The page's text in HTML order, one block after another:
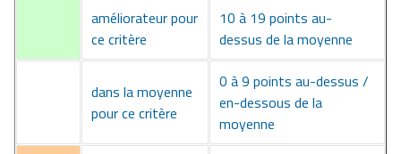
améliorateur pour
ce critère
10 à 19 points au-
dessus de la moyenne
dans la moyenne
pour ce critère
0 à 9 points au-dessus /
en-dessous de la
moyenne